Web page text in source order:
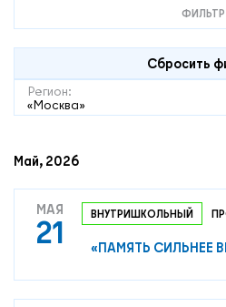
ФИЛЬТР
Сбросить
Регион:
«Москва»
Май, 2026
МАЯ
21 ВНУТРИШКОЛЬНЫЙ
«ПАМЯТЬ СИЛЬНЕЕ